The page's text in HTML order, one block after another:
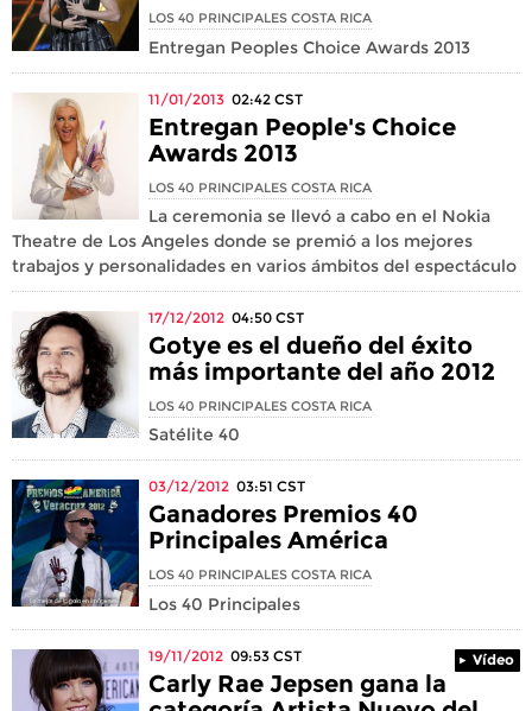
LOS 40 PRINCIPALES COSTA RICA
Entregan Peoples Choice Awards 2013
11/01/2013 02:42 CST
Entregan People's Choice
Awards 2013
LOS 40 PRINCIPALES COSTA RICA
La ceremonia se llevó a cabo en el Nokia
Theatre de Los Angeles donde se premió a los mejores
trabajos y personalidades en varios ámbitos del espectáculo
17/12/2012 04:50 CST
Gotye es el dueño del éxito
más importante del año 2012
LOS 40 PRINCIPALES COSTA RICA
Satélite 40
03/12/2012 03:51 CST
Ganadores Premios 40
Principales América
LOS 40 PRINCIPALES COSTA RICA
Los 40 Principales
19/11/2012 09:53 CST Vídeo
Carly Rae Jepsen gana la